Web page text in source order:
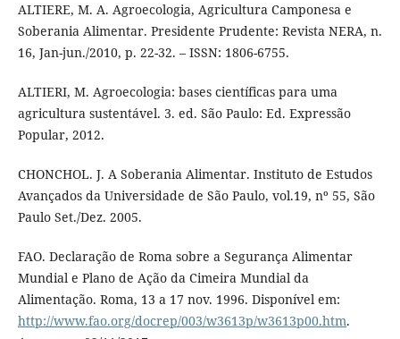
ALTIERE, M. A. Agroecologia, Agricultura Camponesa e
Soberania Alimentar. Presidente Prudente: Revista NERA, n.
16, Jan-jun./2010, p. 22-32. – ISSN: 1806-6755.
ALTIERI, M. Agroecologia: bases científicas para uma
agricultura sustentável. 3. ed. São Paulo: Ed. Expressão
Popular, 2012.
CHONCHOL. J. A Soberania Alimentar. Instituto de Estudos
Avançados da Universidade de São Paulo, vol.19, nº 55, São
Paulo Set./Dez. 2005.
FAO. Declaração de Roma sobre a Segurança Alimentar
Mundial e Plano de Ação da Cimeira Mundial da
Alimentação. Roma, 13 a 17 nov. 1996. Disponível em:
http://www.fao.org/docrep/003/w3613p/w3613p00.htm.